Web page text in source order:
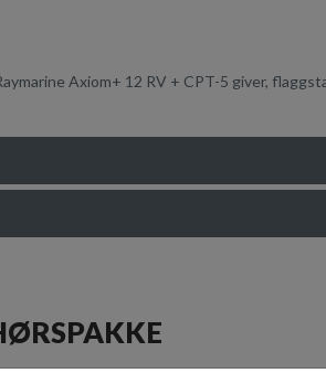
Axiom+ 12 RV + CPT-5 giver,